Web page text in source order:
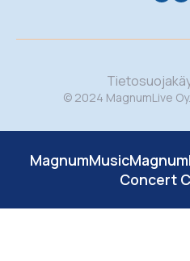
© 2024 MagnumLive
MagnumMusic
Concert